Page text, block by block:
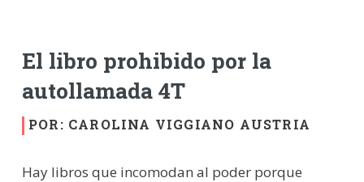
El libro prohibido por la
autollamada 4T
POR: CAROLINA VIGGIANO AUSTRIA
Hay libros que incomodan al poder porque